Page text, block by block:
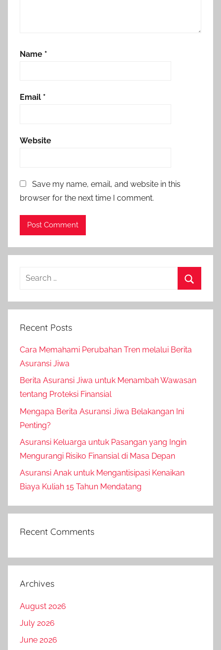
Name *
Email *
Website
Save my name, email, and website in this
browser for the next time I comment.
Recent Posts
Cara Memahami Perubahan Tren melalui Berita
Asuransi Jiwa
Berita Asuransi Jiwa untuk Menambah Wawasan
tentang Proteksi Finansial
Mengapa Berita Asuransi Jiwa Belakangan Ini
Penting?
Asuransi Keluarga untuk Pasangan yang Ingin
Mengurangi Risiko Finansial di Masa Depan
Asuransi Anak untuk Mengantisipasi Kenaikan
Biaya Kuliah 15 Tahun Mendatang
Recent Comments
Archives
August 2026
July 2026
June 2026